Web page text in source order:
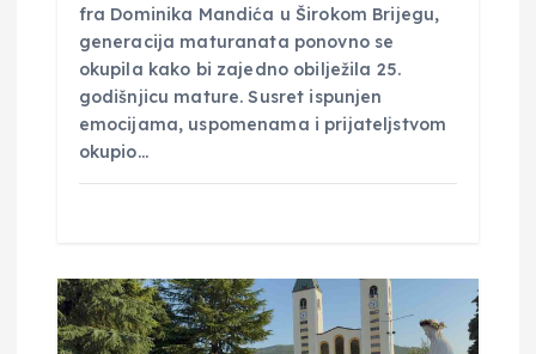
fra Dominika Mandića u Širokom Brijegu,
generacija maturanata ponovno se
okupila kako bi zajedno obilježila 25.
godišnjicu mature. Susret ispunjen
emocijama, uspomenama i prijateljstvom
okupio…